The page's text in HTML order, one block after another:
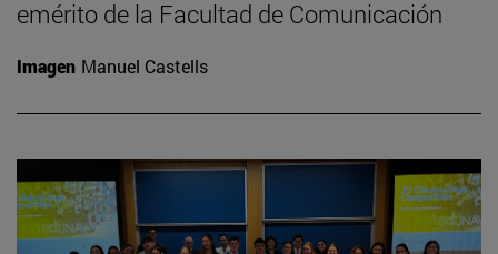
emérito de la Facultad de Comunicación
Imagen Manuel Castells